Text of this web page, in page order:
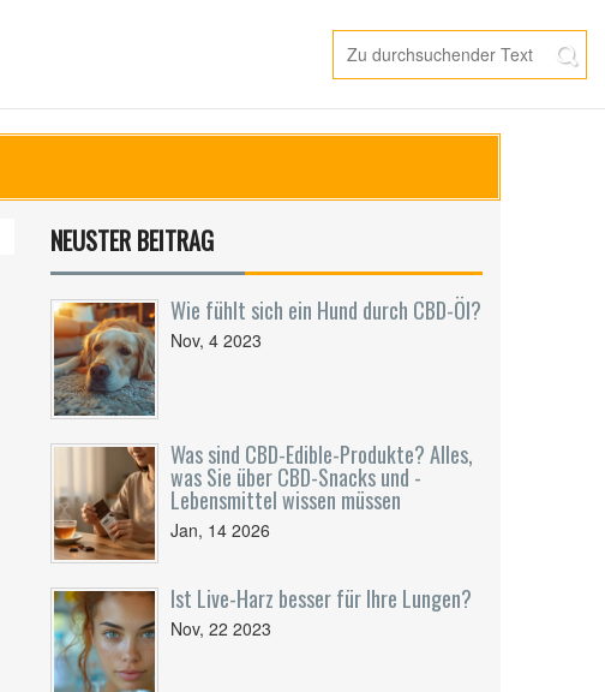
NEUSTER BEITRAG
Wie fühlt sich ein Hund durch CBD-Öl?
Nov, 4 2023
Was sind CBD-Edible-Produkte? Alles,
was Sie über CBD-Snacks und -
Lebensmittel wissen müssen
Jan, 14 2026
Ist Live-Harz besser für Ihre Lungen?
Nov, 22 2023